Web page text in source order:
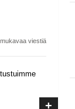
viestiä
+